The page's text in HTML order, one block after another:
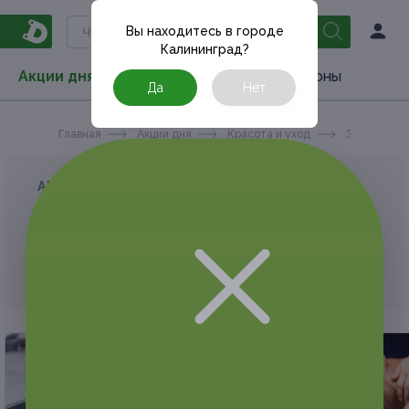
Акции дня Товары Туризм РестоКупоны
Вы находитесь в городе
Калининград?
Да Нет
Главная Акции дня Красота и уход Эпиляция
АКЦИЯ, КОТОРУЮ ВЫ ИСКАЛИ, ЗАВЕРШЕНА.
Но у Frendi есть предложения, которые
могут вам понравиться!